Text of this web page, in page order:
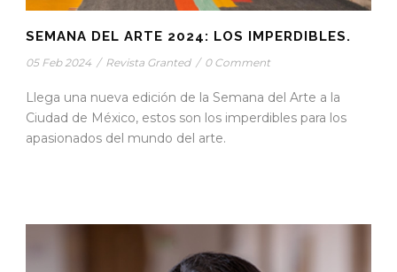
SEMANA DEL ARTE 2024: LOS IMPERDIBLES.
05 Feb 2024 / Revista Granted / 0 Comment
Llega una nueva edición de la Semana del Arte a la
Ciudad de México, estos son los imperdibles para los
apasionados del mundo del arte.